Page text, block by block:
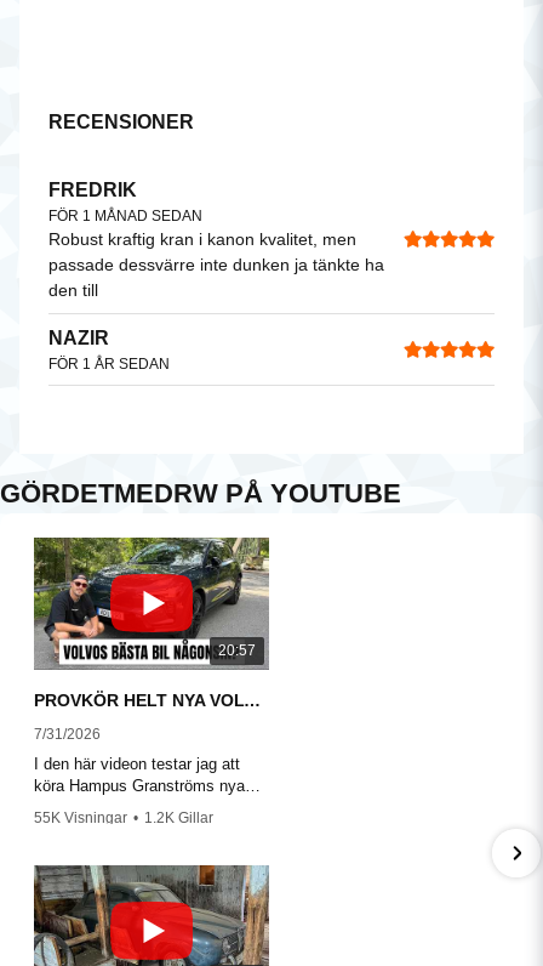
RECENSIONER
FREDRIK
FÖR 1 MÅNAD SEDAN
Robust kraftig kran i kanon kvalitet, men
passade dessvärre inte dunken ja tänkte ha
den till
NAZIR
FÖR 1 ÅR SEDAN
GÖRDETMEDRW PÅ YOUTUBE
20:57
PROVKÖR HELT NYA VOLVO EX60!
7/31/2026
I den här videon testar jag att
köra Hampus Granströms nya
55K Visningar • 1.2K Gillar